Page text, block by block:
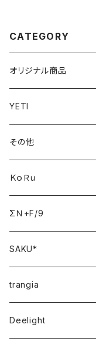
CATEGORY
オリジナル商品
YETI
その他
ＫｏＲｕ
ΣＮ+F/9
SAKU*
trangia
Deelight